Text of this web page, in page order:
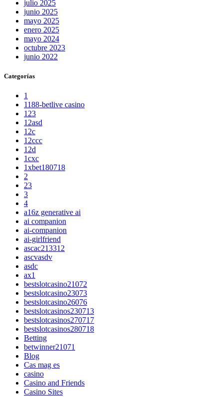
julio 2025
junio 2025
mayo 2025
enero 2025
mayo 2024
octubre 2023
junio 2022
Categorías
1
1188-betlive casino
123
12asd
12c
12ccc
12d
1cxc
1xbet180718
2
23
3
4
a16z generative ai
ai companion
ai-companion
ai-girlfriend
ascac213312
ascvasdv
asdc
ax1
bestslotcasino21072
bestslotcasino23073
bestslotcasino26076
bestslotcasinos230713
bestslotcasinos270717
bestslotcasinos280718
Betting
betwinner21071
Blog
Cas mag es
casino
Casino and Friends
Casino Sites